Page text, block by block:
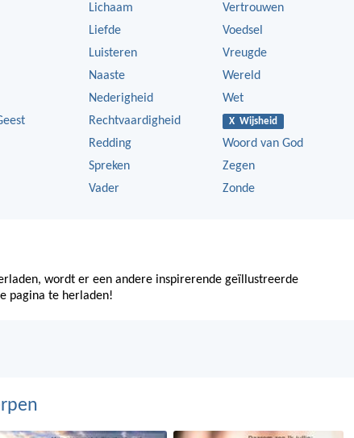
Lichaam
Liefde
Luisteren
Naaste
Nederigheid
Rechtvaardigheid
Redding
Spreken
Vader
Vertrouwen
Voedsel
Vreugde
Wereld
Wet
X Wijsheid
Woord van God
Zegen
Zonde
wordt er een andere inspirerende geïllustreerde
pagina te herladen!